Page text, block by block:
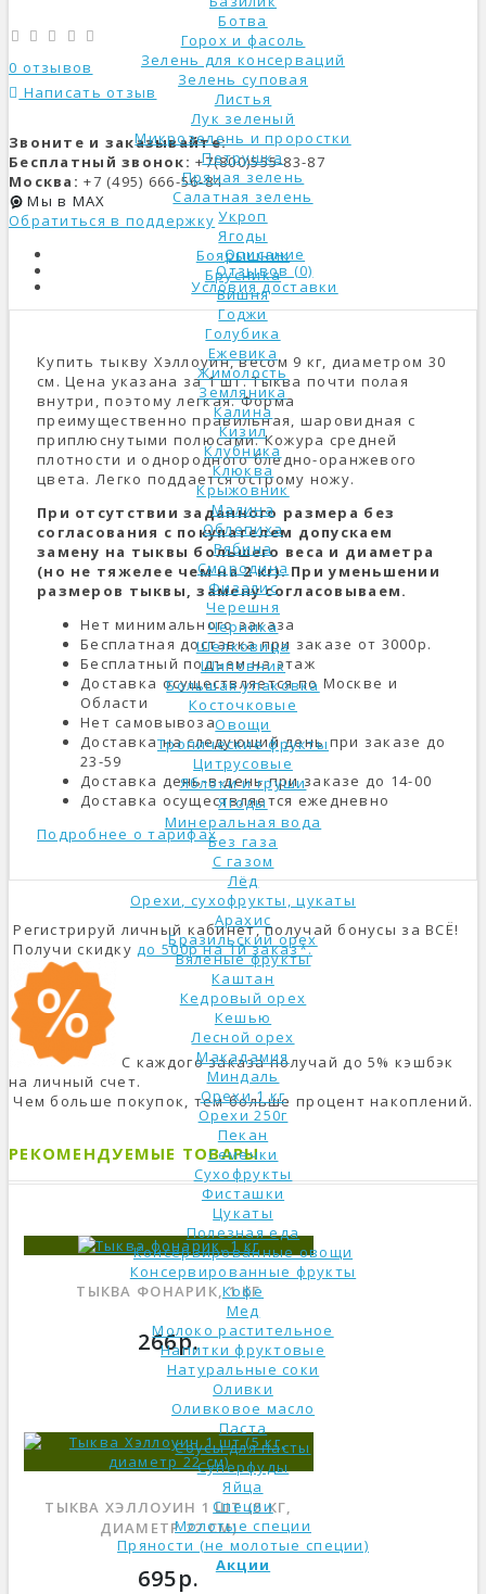
Ботва
Горох и фасоль
Зелень для консерваций
Зелень суповая
Листья
Лук зеленый
Микрозелень и проростки
Петрушка
Пряная зелень
Салатная зелень
Укроп
Ягоды
Боярышник
Брусника
Вишня
Годжи
Голубика
Ежевика
Жимолость
Земляника
Калина
Кизил
Клубника
Клюква
Крыжовник
Малина
Облепиха
Рябина
Смородина
Физалис
Черешня
Черника
Шелковица
Шиповник
Большая упаковка
Косточковые
Овощи
Тропические фрукты
Цитрусовые
Яблоки и груши
Ягоды
Минеральная вода
Без газа
С газом
Лёд
Орехи, сухофрукты, цукаты
Арахис
Бразильский орех
Вяленые фрукты
Каштан
Кедровый орех
Кешью
Лесной орех
Макадамия
Миндаль
Орехи 1 кг
Орехи 250г
Пекан
Семечки
Сухофрукты
Фисташки
Цукаты
Полезная еда
Консервированные овощи
Консервированные фрукты
Кофе
Мед
Молоко растительное
Напитки фруктовые
Натуральные соки
Оливки
Оливковое масло
Паста
Соусы для пасты
Суперфуды
Яйца
Специи
Молотые специи
Пряности (не молотые специи)
Акции
0 отзывов
Написать отзыв
Звоните и заказывайте:
Бесплатный звонок: +7(800)555-83-87
Москва: +7 (495) 666-56-84
Мы в MAX
Обратиться в поддержку
Описание
Отзывов (0)
Условия доставки
Купить тыкву Хэллоуин, весом 9 кг, диаметром 30
см. Цена указана за 1 шт. Тыква почти полая
внутри, поэтому легкая. Форма
преимущественно правильная, шаровидная с
приплюснутыми полюсами. Кожура средней
плотности и однородного бледно-оранжевого
цвета. Легко поддается острому ножу.
При отсутствии заданного размера без
согласования с покупателем допускаем
замену на тыквы большего веса и диаметра
(но не тяжелее чем на 2 кг). При уменьшении
размеров тыквы, замену согласовываем.
Нет минимального заказа
Бесплатная доставка при заказе от 3000р.
Бесплатный подъем на этаж
Доставка осуществляется по Москве и
Области
Нет самовывоза
Доставка на следующий день при заказе до
23-59
Доставка день-в-день при заказе до 14-00
Доставка осуществляется ежедневно
Подробнее о тарифах
Регистрируй личный кабинет, получай бонусы за ВСЁ!
Получи скидкудо 500р на 1й заказ*.
С каждого заказа получай до 5% кэшбэк
на личный счет.
Чем больше покупок, тем больше процент накоплений.
РЕКОМЕНДУЕМЫЕ ТОВАРЫ
ТЫКВА ФОНАРИК, 1 КГ
266р.
ТЫКВА ХЭЛЛОУИН 1 ШТ (5 КГ,
ДИАМЕТР 22 СМ)
695р.